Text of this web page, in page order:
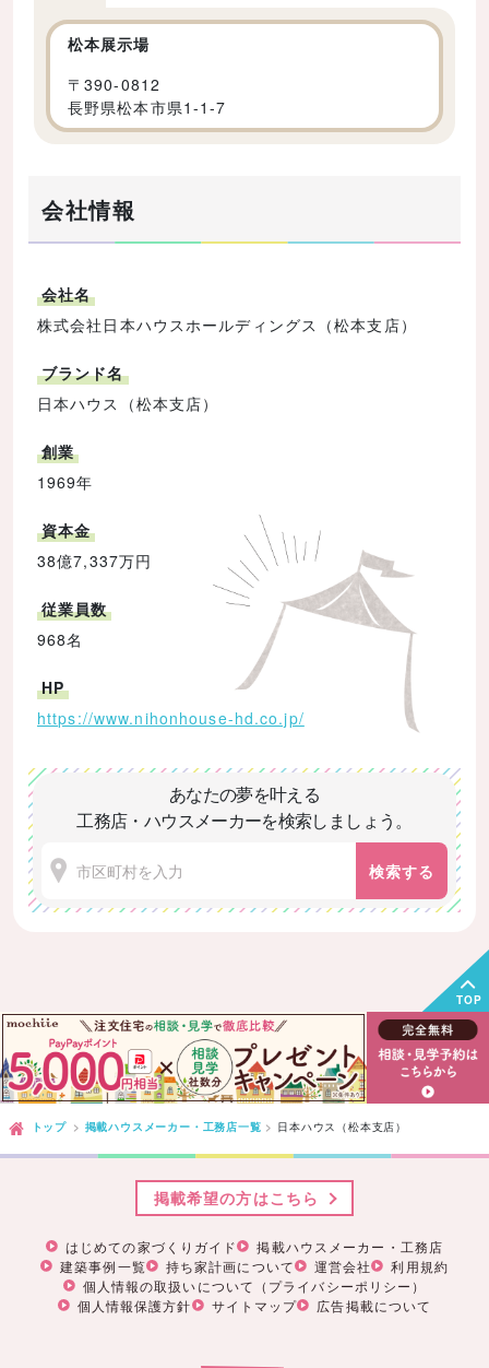
松本展示場
〒390-0812
長野県松本市県1-1-7
会社情報
会社名
株式会社日本ハウスホールディングス（松本支店）
ブランド名
日本ハウス（松本支店）
創業
1969年
資本金
38億7,337万円
従業員数
968名
HP
https://www.nihonhouse-hd.co.jp/
あなたの夢を叶える
工務店・ハウスメーカーを検索しましょう。
検索する
TOP
トップ 掲載ハウスメーカー・工務店一覧 日本ハウス（松本支店）
はじめての家づくりガイド
掲載ハウスメーカー・工務店
建築事例一覧
持ち家計画について 運営会社
利用規約
個人情報の取扱いについて（プライバシーポリシー）
個人情報保護方針
サイトマップ 広告掲載について
掲載希望の方はこちら